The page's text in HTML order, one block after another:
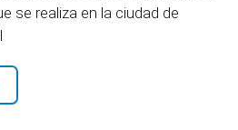
se realiza en la ciudad de